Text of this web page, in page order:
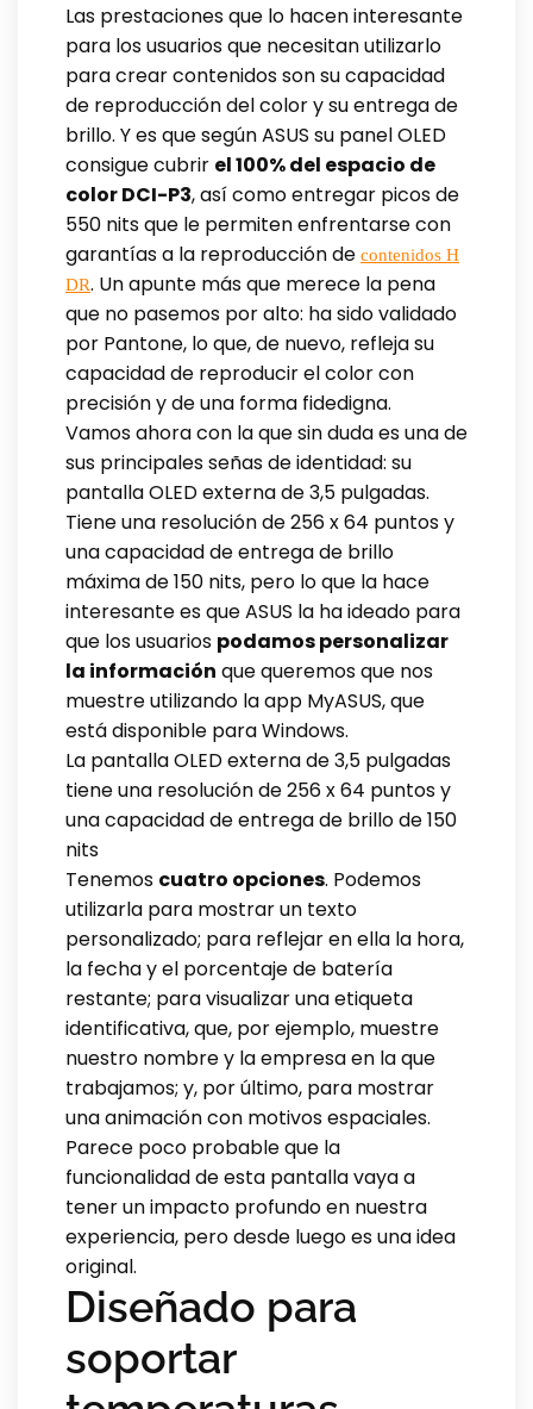
Las prestaciones que lo hacen interesante
para los usuarios que necesitan utilizarlo
para crear contenidos son su capacidad
de reproducción del color y su entrega de
brillo. Y es que según ASUS su panel OLED
consigue cubrir el 100% del espacio de
color DCI-P3, así como entregar picos de
550 nits que le permiten enfrentarse con
garantías a la reproducción de contenidos H
DR. Un apunte más que merece la pena
que no pasemos por alto: ha sido validado
por Pantone, lo que, de nuevo, refleja su
capacidad de reproducir el color con
precisión y de una forma fidedigna.
Vamos ahora con la que sin duda es una de
sus principales señas de identidad: su
pantalla OLED externa de 3,5 pulgadas.
Tiene una resolución de 256 x 64 puntos y
una capacidad de entrega de brillo
máxima de 150 nits, pero lo que la hace
interesante es que ASUS la ha ideado para
que los usuarios podamos personalizar
la información que queremos que nos
muestre utilizando la app MyASUS, que
está disponible para Windows.
La pantalla OLED externa de 3,5 pulgadas
tiene una resolución de 256 x 64 puntos y
una capacidad de entrega de brillo de 150
nits
Tenemos cuatro opciones. Podemos
utilizarla para mostrar un texto
personalizado; para reflejar en ella la hora,
la fecha y el porcentaje de batería
restante; para visualizar una etiqueta
identificativa, que, por ejemplo, muestre
nuestro nombre y la empresa en la que
trabajamos; y, por último, para mostrar
una animación con motivos espaciales.
Parece poco probable que la
funcionalidad de esta pantalla vaya a
tener un impacto profundo en nuestra
experiencia, pero desde luego es una idea
original.
Diseñado para
soportar